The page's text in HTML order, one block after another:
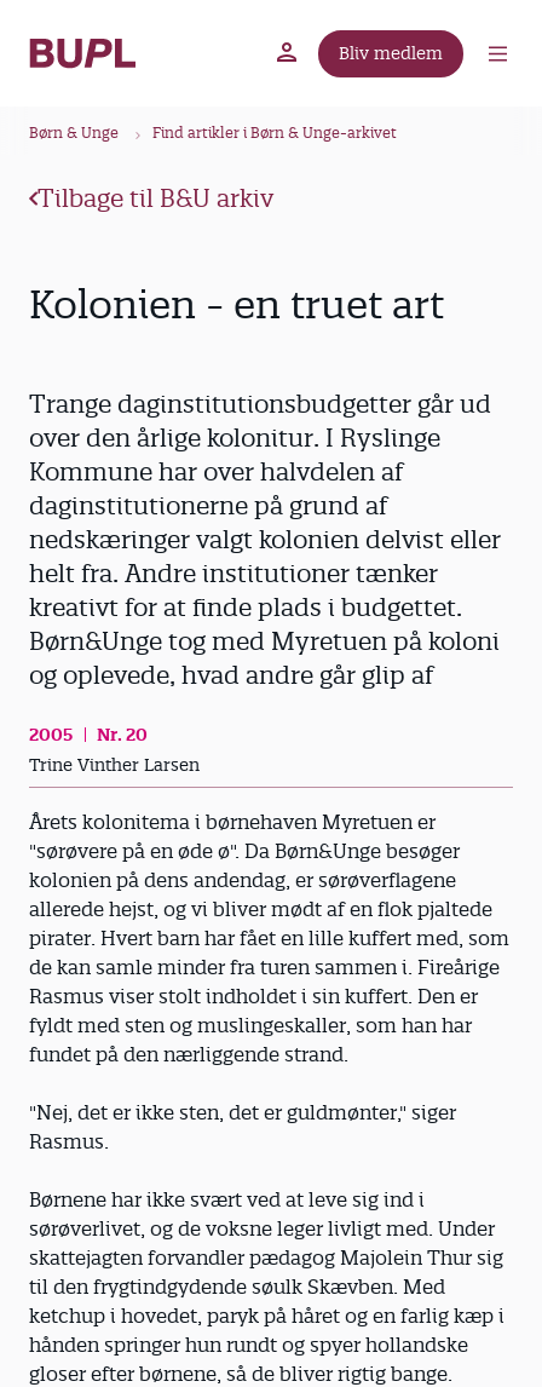
Bliv medlem
Børn & Unge Find artikler i Børn & Unge-arkivet
Tilbage til B&U arkiv
Kolonien - en truet art
Trange daginstitutionsbudgetter går ud
over den årlige kolonitur. I Ryslinge
Kommune har over halvdelen af
daginstitutionerne på grund af
nedskæringer valgt kolonien delvist eller
helt fra. Andre institutioner tænker
kreativt for at finde plads i budgettet.
Børn&Unge tog med Myretuen på koloni
og oplevede, hvad andre går glip af
2005
Nr. 20
Trine Vinther Larsen
Årets kolonitema i børnehaven Myretuen er
"sørøvere på en øde ø". Da Børn&Unge besøger
kolonien på dens andendag, er sørøverflagene
allerede hejst, og vi bliver mødt af en flok pjaltede
pirater. Hvert barn har fået en lille kuffert med, som
de kan samle minder fra turen sammen i. Fireårige
Rasmus viser stolt indholdet i sin kuffert. Den er
fyldt med sten og muslingeskaller, som han har
fundet på den nærliggende strand.
"Nej, det er ikke sten, det er guldmønter," siger
Rasmus.
Børnene har ikke svært ved at leve sig ind i
sørøverlivet, og de voksne leger livligt med. Under
skattejagten forvandler pædagog Majolein Thur sig
til den frygtindgydende søulk Skævben. Med
ketchup i hovedet, paryk på håret og en farlig kæp i
hånden springer hun rundt og spyer hollandske
gloser efter børnene, så de bliver rigtig bange.